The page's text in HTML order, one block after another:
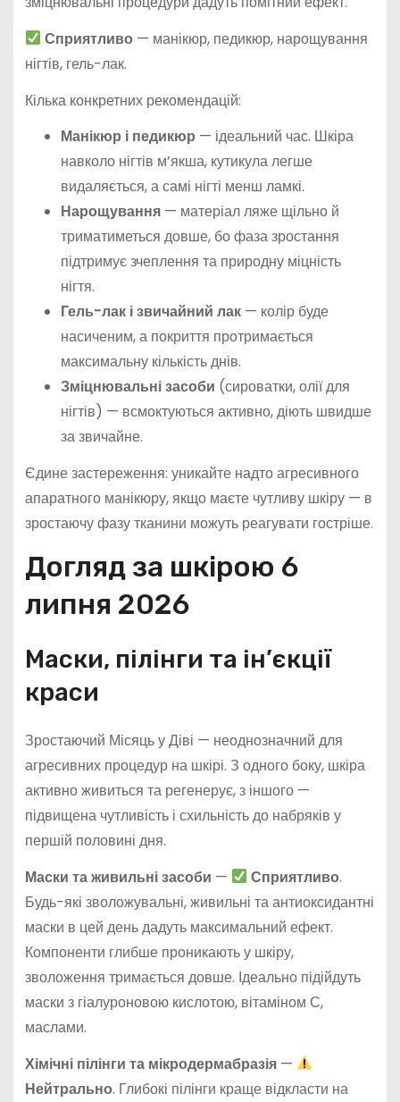
Сприятливо — манікюр, педикюр, нарощування
нігтів, гель-лак.
Кілька конкретних рекомендацій:
Манікюр і педикюр — ідеальний час. Шкіра
навколо нігтів м’якша, кутикула легше
видаляється, а самі нігті менш ламкі.
Нарощування— матеріал ляже щільно й
триматиметься довше, бо фаза зростання
підтримує зчеплення та природну міцність
нігтя.
Гель-лак і звичайний лак— колір буде
насиченим, а покриття протримається
максимальну кількість днів.
Зміцнювальні засоби (сироватки, олії для
нігтів) — всмоктуються активно, діють швидше
за звичайне.
Єдине застереження: уникайте надто агресивного
апаратного манікюру, якщо маєте чутливу шкіру — в
зростаючу фазу тканини можуть реагувати гостріше.
Догляд за шкірою 6
липня 2026
Маски, пілінги та ін’єкції
краси
Зростаючий Місяць у Діві — неоднозначний для
агресивних процедур на шкірі. З одного боку, шкіра
активно живиться та регенерує, з іншого —
підвищена чутливість і схильність до набряків у
першій половині дня.
Маски та живильні засоби — Сприятливо.
Будь-які зволожувальні, живильні та антиоксидантні
маски в цей день дадуть максимальний ефект.
Компоненти глибше проникають у шкіру,
зволоження тримається довше. Ідеально підійдуть
маски з гіалуроновою кислотою, вітаміном С,
маслами.
Хімічні пілінги та мікродермабразія—
Нейтрально. Глибокі пілінги краще відкласти на